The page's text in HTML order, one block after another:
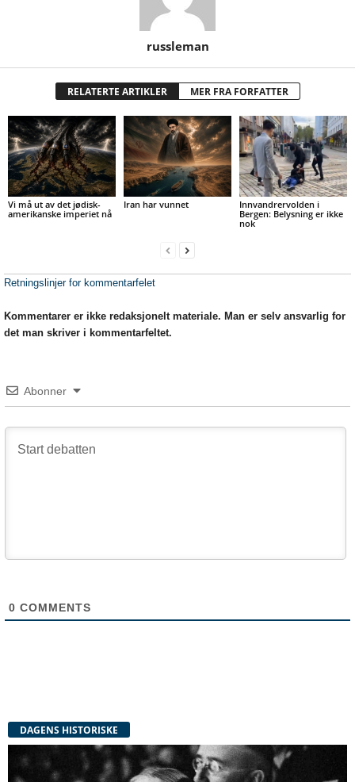
russleman
RELATERTE ARTIKLER MER FRA FORFATTER
Vi må ut av det jødisk-
amerikanske imperiet nå
Iran har vunnet
Innvandrervolden i
Bergen: Belysning er ikke
nok
Retningslinjer for kommentarfelet
Kommentarer er ikke redaksjonelt materiale. Man er selv ansvarlig for
det man skriver i kommentarfeltet.
Abonner
0 COMMENTS
DAGENS HISTORISKE